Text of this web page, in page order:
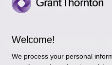
稅務行事曆
網站地圖
© 2026 正大聯合會計師事
Welcome!
We process your personal